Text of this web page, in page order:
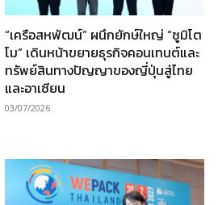
“เครือสหพัฒน์” ผนึกยักษ์ใหญ่ “ซูมิโต
โม” เดินหน้าขยายธุรกิจคอนเทนต์และ
ทรัพย์สินทางปัญญาของญี่ปุ่นสู่ไทย
และอาเซียน
03/07/2026